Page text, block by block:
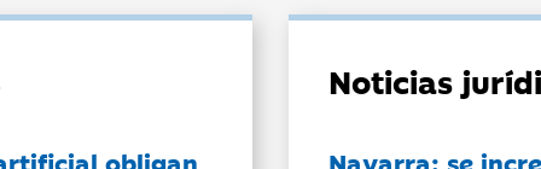
obligan
Noticias
Navarra: se